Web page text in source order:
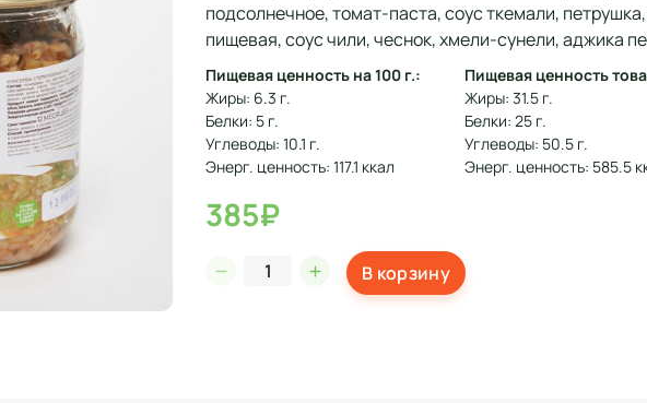
подсолнечное, томат-паста, соус ткемали,
пищевая, соус чили, чеснок, хмели-сунели, аджика
Пищевая ценность на 100 г.:
Жиры: 6.3 г.
Белки: 5 г.
Углеводы: 10.1 г.
Энерг. ценность: 117.1 ккал
Пищевая ценность
Жиры: 31.5 г.
Белки: 25 г.
Углеводы: 50.5 г.
Энерг. ценность: 585.5
385₽
В корзину